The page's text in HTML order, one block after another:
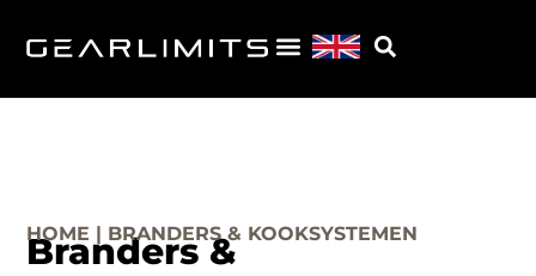
HOME | BRANDERS & KOOKSYSTEMEN
Branders &